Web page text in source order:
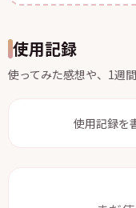
使用記録
使ってみた感想や、1週
使用記録を